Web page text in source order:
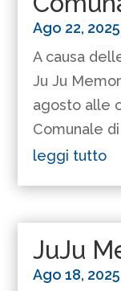
Ago 22, 2025
A causa
Ju Ju
agosto alle
Comunale
leggi tutto
JuJu
Ago 18, 2025